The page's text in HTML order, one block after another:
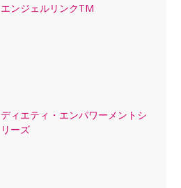
エンジェルリンクTM
ディエティ・エンパワーメントシ
リーズ